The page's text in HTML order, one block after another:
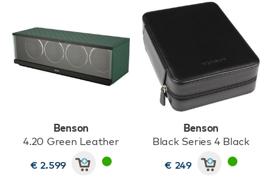
Benson
4.20 Green Leather
€ 2.599
Benson
Black Series 4 Black
€ 249